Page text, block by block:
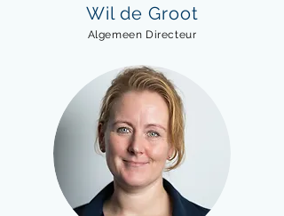
Wil de Groot
Algemeen Directeur